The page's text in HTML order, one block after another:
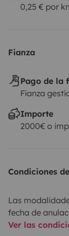
0,25 € por
Fianza
Pago de la
Fianza
Importe
2000€ o
Condiciones
Las
fecha de
Ver las